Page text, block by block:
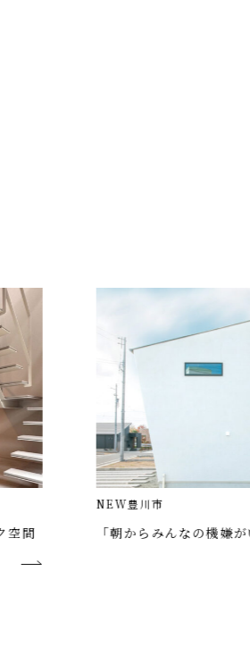
「朝からみんなの機嫌がいい」家